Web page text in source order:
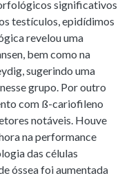
significativos
testículos, epidídimos
revelou uma
bem como na
sugerindo uma
grupo. Por outro
com ß-cariofileno
notáveis. Houve
na performance
das células
óssea foi aumentada